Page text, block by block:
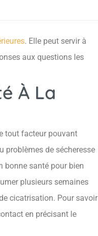
. Elle peut servir à
aux questions les
À La
tout facteur pouvant
problèmes de sécheresse
bonne santé pour bien
plusieurs semaines
cicatrisation. Pour savoir
en précisant le